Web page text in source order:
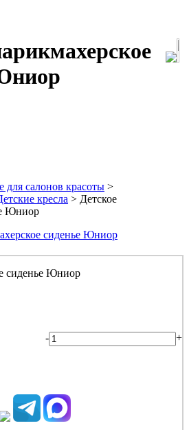
для салонов красоты >
кресла > Детское
Юниор
сиденье Юниор
- +